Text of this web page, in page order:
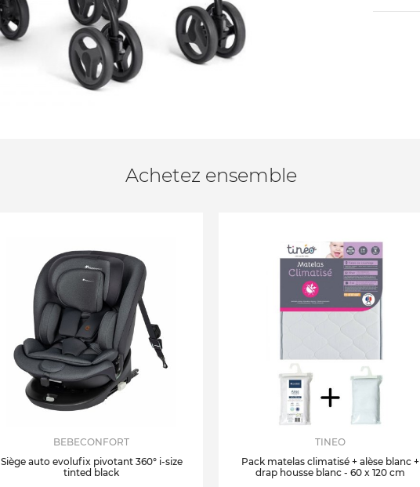
Achetez ensemble
BEBECONFORT
Siège auto evolufix pivotant 360° i-size
tinted black
TINEO
Pack matelas climatisé + alèse blanc +
drap housse blanc - 60 x 120 cm